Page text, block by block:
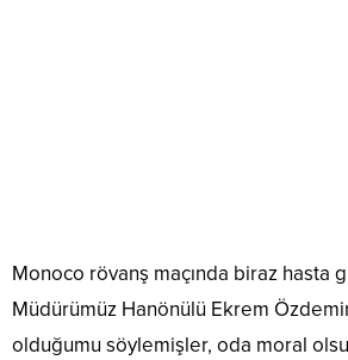
Monoco rövanş maçında biraz hasta
Müdürümüz Hanönülü Ekrem
olduğumu söylemişler, oda moral